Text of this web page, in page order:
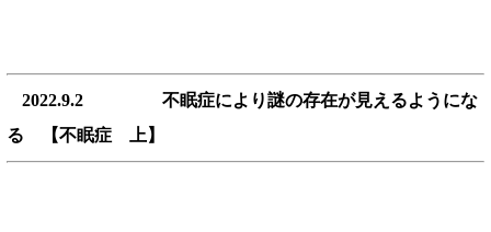
2022.9.2 不眠症により謎の存在が見えるようにな
る 【不眠症 上】